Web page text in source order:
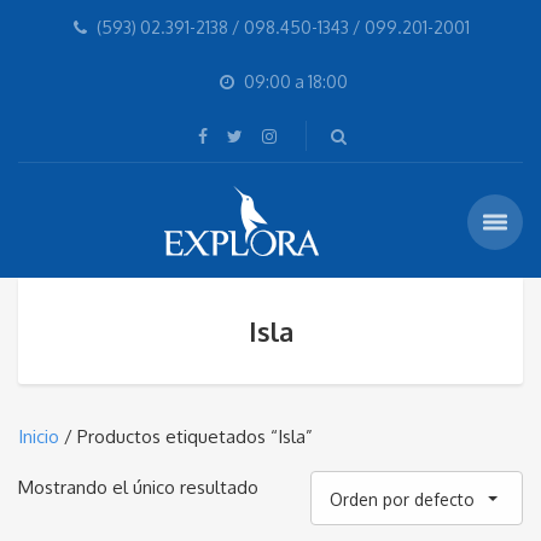
(593) 02.391-2138 / 098.450-1343 / 099.201-2001
09:00 a 18:00
Isla
Inicio / Productos etiquetados “Isla”
Mostrando el único resultado
Orden por defecto